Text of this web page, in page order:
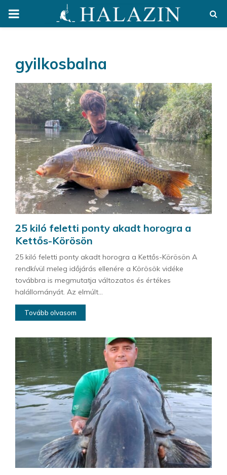
PRIMARY
gyilkosbalna
25 kiló feletti ponty akadt horogra a
Kettős-Körösön
25 kiló feletti ponty akadt horogra a Kettős-Körösön A
rendkívül meleg időjárás ellenére a Körösök vidéke
továbbra is megmutatja változatos és értékes
halállományát. Az elmúlt...
Tovább olvasom